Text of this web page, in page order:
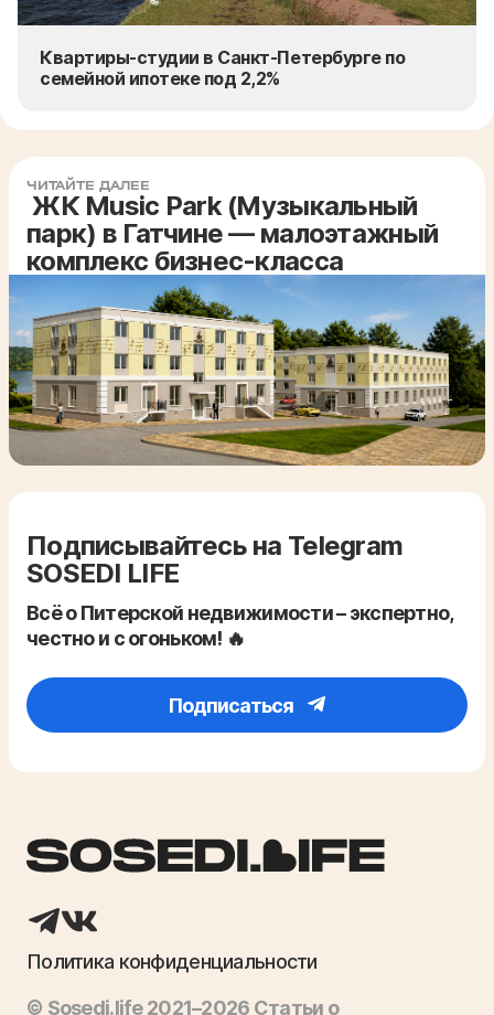
Квартиры-студии в Санкт-Петербурге по
семейной ипотеке под 2,2%
ЧИТАЙТЕ ДАЛЕЕ
ЖК Music Park (Музыкальный
парк) в Гатчине — малоэтажный
комплекс бизнес-класса
Подписывайтесь на Telegram
SOSEDI LIFE
Всё о Питерской недвижимости – экспертно,
честно и с огоньком! 🔥
Подписаться
Политика конфиденциальности
© Sosedi.life 2021–2026 Статьи о